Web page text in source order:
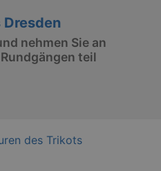
nehmen Sie an
teil